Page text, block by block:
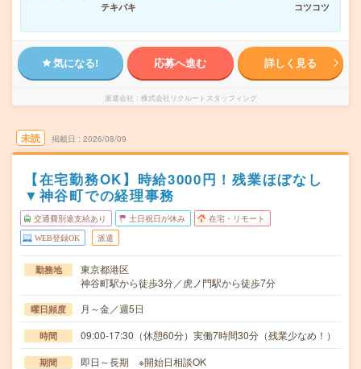
テキパキ
コツコツ
気になる! 応募へ進む 詳しく見る
派遣会社 株式会社リクルートスタッフィング
未読 掲載日 2026/08/09
【在宅勤務OK】時給3000円！残業ほぼなし
▼神谷町での経理事務
交通費別途支給あり 土日祝日が休み 在宅・リモート
WEB登録OK 派遣
勤務地
東京都港区
神谷町駅から徒歩3分／虎ノ門駅から徒歩7分
曜日頻度 月～金／週5日
時間 09:00-17:30（休憩60分）実働7時間30分（残業少なめ！）
期間 即日～長期 ※開始日相談OK